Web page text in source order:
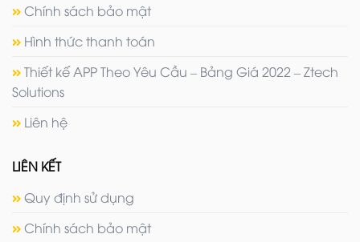
Chính sách bảo mật
Hình thức thanh toán
Thiết kế APP Theo Yêu Cầu – Bảng Giá 2022 – Ztech
Solutions
Liên hệ
LIÊN KẾT
Quy định sử dụng
Chính sách bảo mật